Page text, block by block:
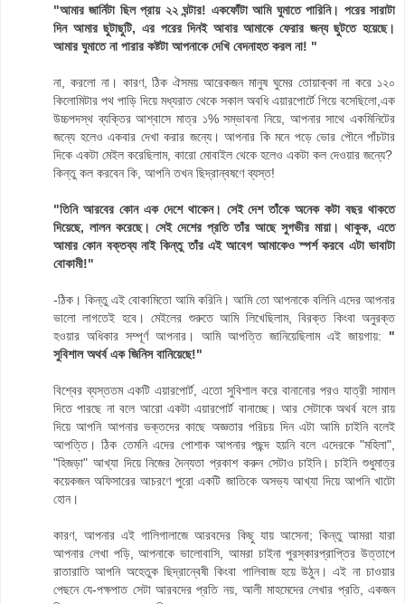
"আমার জার্নিটা ছিল প্রায় ২২ ঘন্টার! একফোঁটা আমি ঘুমাতে পারিনি। পরের সারাটা
দিন আমার ছুটাছুটি, এর পরের দিনই আবার আমাকে ফেরার জন্য ছুটতে হয়েছে।
আমার ঘুমাতে না পারার কষ্টটা আপনাকে দেখি বেদনাহত করল না! "
না, করলো না। কারণ, ঠিক ঐসময় আরেকজন মানুষ ঘুমের তোয়াক্কা না করে ১২০
কিলোমিটার পথ পাড়ি দিয়ে মধ্যরাত থেকে সকাল অবধি এয়ারপোর্টে গিয়ে বসেছিলো,এক
উচ্চপদস্থ ব্যক্তির আশ্বাসে মাত্র ১% সম্ভাবনা নিয়ে, আপনার সাথে একমিনিটের
জন্যে হলেও একবার দেখা করার জন্যে। আপনার কি মনে পড়ে ভোর পৌনে পাঁচটার
দিকে একটা মেইল করেছিলাম, কারো মোবাইল থেকে হলেও একটা কল দেওয়ার জন্যে?
কিন্তু কল করবেন কি, আপনি তখন ছিদ্রান্বষণে ব্যস্ত!
"তিনি আরবের কোন এক দেশে থাকেন। সেই দেশ তাঁকে অনেক কটা বছর থাকতে
দিয়েছে, লালন করেছে। সেই দেশের প্রতি তাঁর আছে সুগভীর মায়া। থাকুক, এতে
আমার কোন বক্তব্য নাই কিন্তু তাঁর এই আবেগ আমাকেও স্পর্শ করবে এটা ভাবাটা
বোকামী!"
-ঠিক। কিন্তু এই বোকামিতো আমি করিনি। আমি তো আপনাকে বলিনি এদের আপনার
ভালো লাগতেই হবে। মেইলের শুরুতে আমি লিখেছিলাম, বিরক্ত কিংবা অনুরক্ত
হওয়ার অধিকার সম্পূর্ণ আপনার। আমি আপত্তি জানিয়েছিলাম এই জায়গায়: "
সুবিশাল অথর্ব এক জিনিস বানিয়েছে!"
বিশ্বের ব্যস্ততম একটি এয়ারপোর্ট, এতো সুবিশাল করে বানানোর পরও যাত্রী সামাল
দিতে পারছে না বলে আরো একটা এয়ারপোর্ট বানাচ্ছে। আর সেটাকে অথর্ব বলে রায়
দিয়ে আপনি আপনার ভক্তদের কাছে অজ্ঞতার পরিচয় দিন এটা আমি চাইনি বলেই
আপত্তি। ঠিক তেমনি এদের পোশাক আপনার পছন্দ হয়নি বলে এদেরকে "মহিলা",
"হিজড়া" আখ্যা দিয়ে নিজের দৈন্যতা প্রকাশ করুন সেটাও চাইনি। চাইনি শুধুমাত্র
কয়েকজন অফিসারের আচরণে পুরো একটি জাতিকে অসভ্য আখ্যা দিয়ে আপনি খাটো
হোন।
কারণ, আপনার এই গালিগালাজে আরবদের কিছু যায় আসেনা; কিন্তু আমরা যারা
আপনার লেখা পড়ি, আপনাকে ভালোবাসি, আমরা চাইনা পুরস্কারপ্রাপ্তির উত্তাপে
রাতারাতি আপনি অহেতুক ছিদ্রান্বেষী কিংবা গালিবাজ হয়ে উঠুন। এই না চাওয়ার
পেছনে যে-পক্ষপাত সেটা আরবদের প্রতি নয়, আলী মাহমেদের লেখার প্রতি, একজন